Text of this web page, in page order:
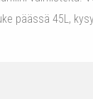
päässä 45L,